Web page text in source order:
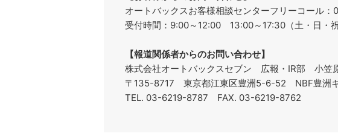
オートバックスお客様相談センターフリーコール
受付時間：9:00～12:00 13:00～17:30（土・日・祝
【報道関係者からのお問い合わせ】
株式会社オートバックスセブン 広報・IR部 小笠
〒135-8717 東京都江東区豊洲5-6-52 NBF豊洲キ
TEL. 03-6219-8787 FAX. 03-6219-8762